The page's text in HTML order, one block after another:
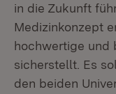
in die Zukunft
Medizinkonzept
hochwertige und
sicherstellt. Es
den beiden